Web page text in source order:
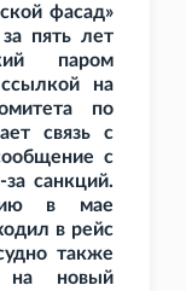
фасад»
пять лет
паром
на
по
связь с
с
за санкций.
в мае
в рейс
также
на новый